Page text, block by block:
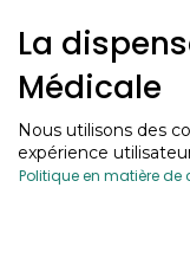
La
Médicale
Vous pouvez être
visite médicale pour
d’inaptitude n’a été
Que faire
Nous utilisons des
expérience
Politique en matière de